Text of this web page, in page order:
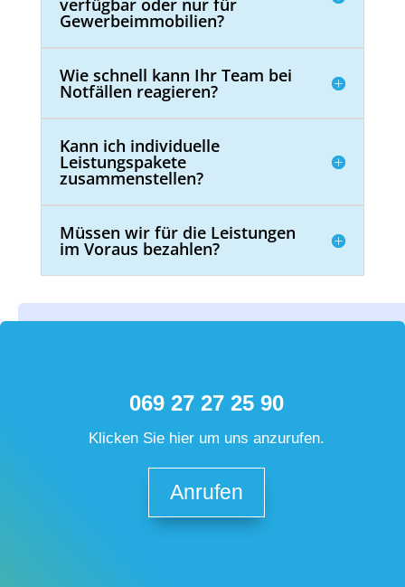
Gewerbeimmobilien?
Wie schnell kann Ihr Team bei
Notfällen reagieren?
Kann ich individuelle
Leistungspakete
zusammenstellen?
Müssen wir für die Leistungen
im Voraus bezahlen?
069 27 27 25 90
Klicken Sie hier um uns anzurufen.
Anrufen